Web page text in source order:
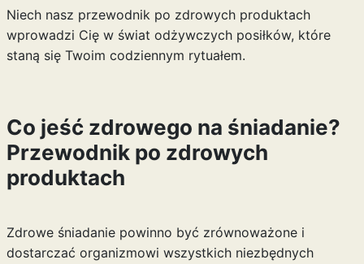
Niech nasz przewodnik po zdrowych produktach
wprowadzi Cię w świat odżywczych posiłków, które
staną się Twoim codziennym rytuałem.
Co jeść zdrowego na śniadanie?
Przewodnik po zdrowych
produktach
Zdrowe śniadanie powinno być zrównoważone i
dostarczać organizmowi wszystkich niezbędnych